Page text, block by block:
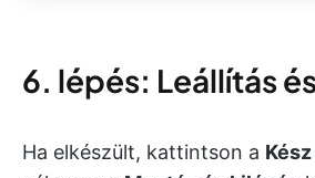
6. lépés: Leállítás
Ha elkészült, kattintson a Kész